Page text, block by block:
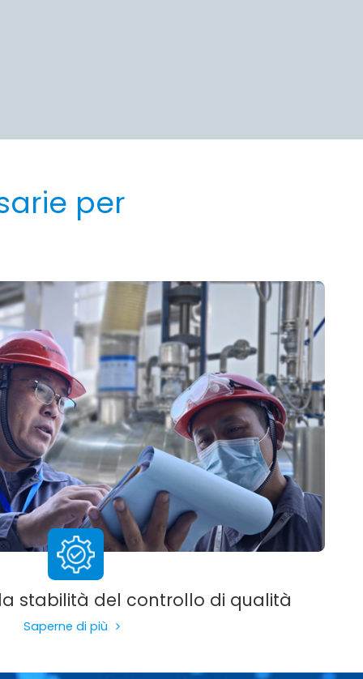
per
stabilità del controllo di qualità
Saperne di più